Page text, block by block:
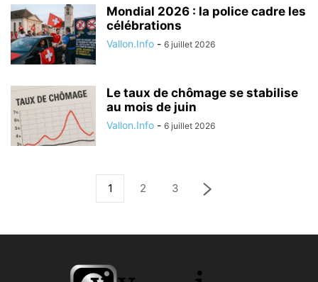
Mondial 2026 : la police cadre les
célébrations
Vallon.Info - 6 juillet 2026
Le taux de chômage se stabilise
au mois de juin
Vallon.Info - 6 juillet 2026
1 2 3